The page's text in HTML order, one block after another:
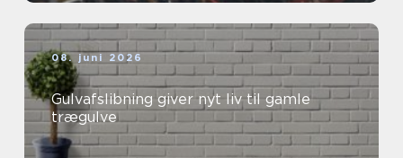
08. juni 2026
Gulvafslibning giver nyt liv til gamle
trægulve